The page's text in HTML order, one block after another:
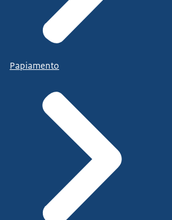
Papiamento